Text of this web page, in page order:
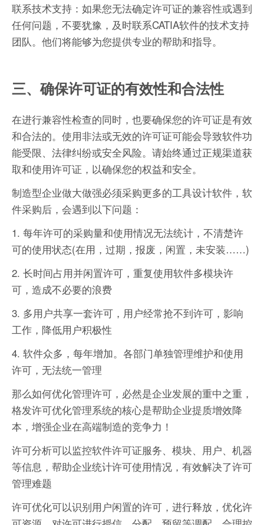
联系技术支持：如果您无法确定许可证的兼容性或遇到
任何问题，不要犹豫，及时联系CATIA软件的技术支持
团队。他们将能够为您提供专业的帮助和指导。
三、确保许可证的有效性和合法性
在进行兼容性检查的同时，也要确保您的许可证是有效
和合法的。使用非法或无效的许可证可能会导致软件功
能受限、法律纠纷或安全风险。请始终通过正规渠道获
取和使用许可证，以确保您的权益和安全。
制造型企业做大做强必须采购更多的工具设计软件，软
件采购后，会遇到以下问题：
1. 每年许可的采购量和使用情况无法统计，不清楚许
可的使用状态(在用，过期，报废，闲置，未安装……)
2. 长时间占用并闲置许可，重复使用软件多模块许
可，造成不必要的浪费
3. 多用户共享一套许可，用户经常抢不到许可，影响
工作，降低用户积极性
4. 软件众多，每年增加。各部门单独管理维护和使用
许可，无法统一管理
那么如何优化管理许可，必然是企业发展的重中之重，
格发许可优化管理系统的核心是帮助企业提质增效降
本，增强企业在高端制造的竞争力！
许可分析可以监控软件许可证服务、模块、用户、机器
等信息，帮助企业统计许可使用情况，有效解决了许可
管理难题
许可优化可以识别用户闲置的许可，进行释放，优化许